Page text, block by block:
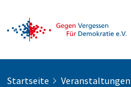
Startseite
Veranstaltungen